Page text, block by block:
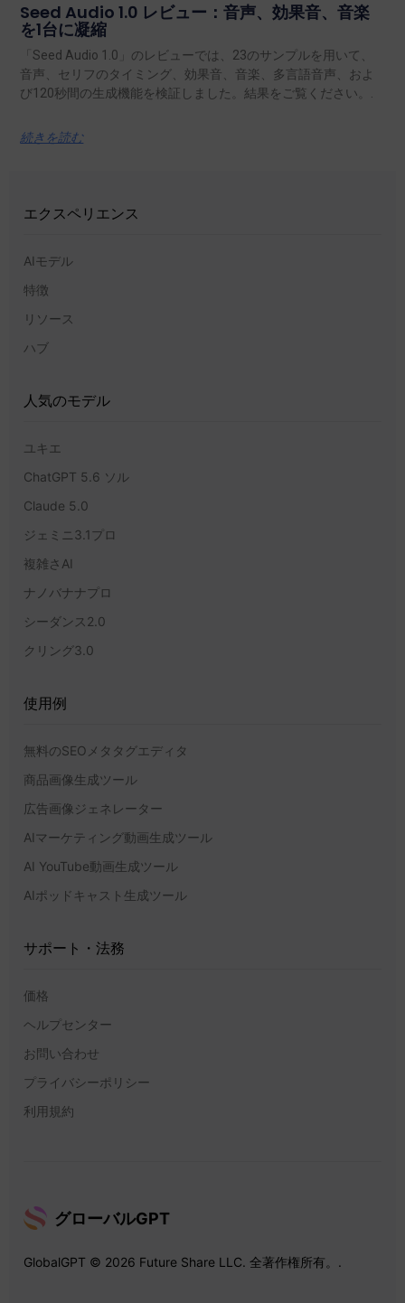
Seed Audio 1.0 レビュー：音声、効果音、音楽
を1台に凝縮
「Seed Audio 1.0」のレビューでは、23のサンプルを用いて、
音声、セリフのタイミング、効果音、音楽、多言語音声、およ
び120秒間の生成機能を検証しました。結果をご覧ください。.
続きを読む
エクスペリエンス
AIモデル
特徴
リソース
ハブ
人気のモデル
ユキエ
ChatGPT 5.6 ソル
Claude 5.0
ジェミニ3.1プロ
複雑さAI
ナノバナナプロ
シーダンス2.0
クリング3.0
使用例
無料のSEOメタタグエディタ
商品画像生成ツール
広告画像ジェネレーター
AIマーケティング動画生成ツール
AI YouTube動画生成ツール
AIポッドキャスト生成ツール
サポート・法務
価格
ヘルプセンター
お問い合わせ
プライバシーポリシー
利用規約
グローバルGPT
GlobalGPT © 2026 Future Share LLC. 全著作権所有。.